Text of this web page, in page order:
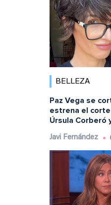
BELLEZA
Paz Vega se
estrena el
Úrsula Corberó
Javi Fernández